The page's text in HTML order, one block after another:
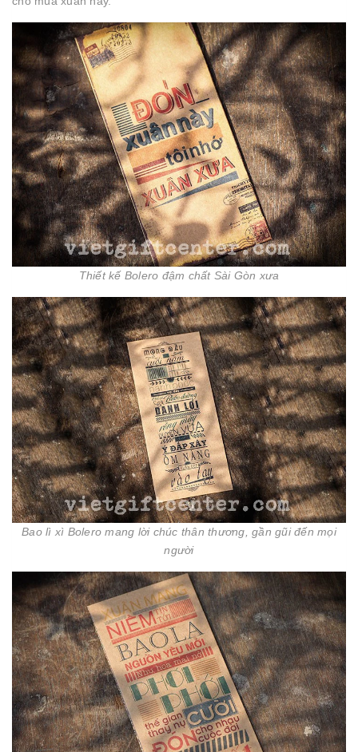
Thiết kế Bolero đậm chất Sài Gòn xưa
Bao lì xì Bolero mang lời chúc thân thương, gần gũi đến mọi
người